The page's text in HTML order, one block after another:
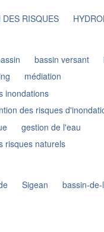
RISQUES
bassin versant
médiation
inondations
des risques
gestion de l'eau
risques naturels
Sigean bassin-